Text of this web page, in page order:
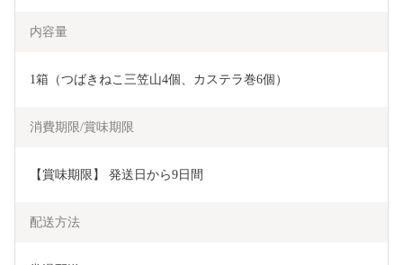
内容量
1箱（つばきねこ三笠山4個、カステラ巻6個）
消費期限/賞味期限
【賞味期限】 発送日から9日間
配送方法